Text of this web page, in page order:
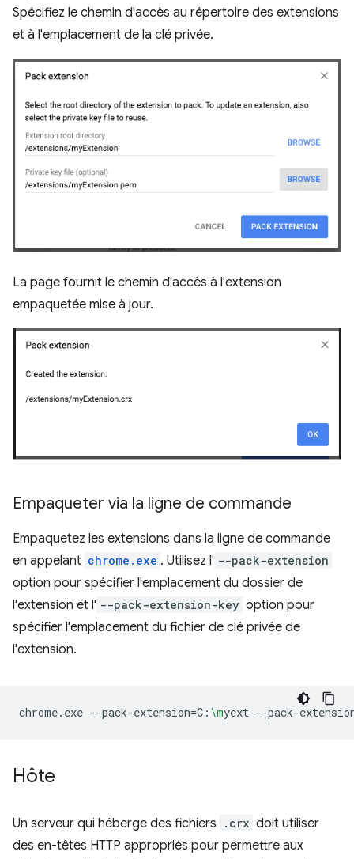
Spécifiez le chemin d'accès au répertoire des extensions
et à l'emplacement de la clé privée.
La page fournit le chemin d'accès à l'extension
empaquetée mise à jour.
Empaqueter via la ligne de commande
Empaquetez les extensions dans la ligne de commande
en appelant chrome.exe . Utilisez l' --pack-extension
option pour spécifier l'emplacement du dossier de
l'extension et l' --pack-extension-key option pour
spécifier l'emplacement du fichier de clé privée de
l'extension.
chrome.exe --pack-extension=C: \myext --pack-
Hôte
Un serveur qui héberge des fichiers .crx doit utiliser
des en-têtes HTTP appropriés pour permettre aux